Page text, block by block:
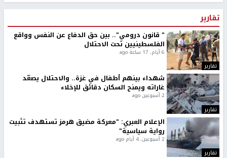
تقارير
تقارير
" قانون درومي".. بين حق الدفاع عن النفس وواقع
الفلسطينيين تحت الاحتلال
6 أيام، 17 ساعة ago
تقارير
شهداء بينهم أطفال في غزة.. والاحتلال يصعّد
غاراته ويمنح السكان دقائق للإخلاء
2 أسبوعين ago
تقارير
الإعلام العبري: "معركة مضيق هرمز تستهدف تثبيت
رواية سياسية"
2 أسبوعين، 4 أيام ago